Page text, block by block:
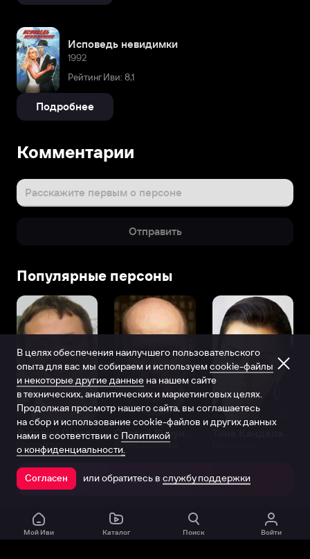
Исповедь невидимки
1992
Рейтинг Иви: 8,1
Подробнее
Комментарии
Расскажите первым о персоне
Отправить
Популярные персоны
Виталий Шляппо
Продюсер Актёр дубляжа
Открыть в приложении
Мой Иви Каталог Поиск Войти
В целях обеспечения наилучшего пользовательского
опыта для вас мы собираем и используем cookie-файлы
и некоторые другие данные на нашем сайте
в технических, аналитических и маркетинговых целях.
Продолжая просмотр нашего сайта, вы соглашаетесь
на сбор и использование cookie-файлов и других данных
нами в соответствии с Политикой
о конфиденциальности.
Согласен или обратитесь в службу поддержки